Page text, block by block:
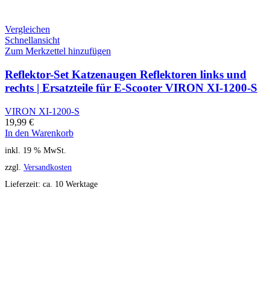
Vergleichen
Schnellansicht
Zum Merkzettel hinzufügen
Reflektor-Set Katzenaugen Reflektoren links und
rechts | Ersatzteile für E-Scooter VIRON XI-1200-S
VIRON XI-1200-S
19,99 €
In den Warenkorb
inkl. 19 % MwSt.
zzgl. Versandkosten
Lieferzeit: ca. 10 Werktage